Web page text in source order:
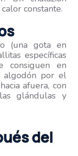
constante.
(una gota en
específicas
consiguen en
algodón por el
afuera, con
glándulas y
del